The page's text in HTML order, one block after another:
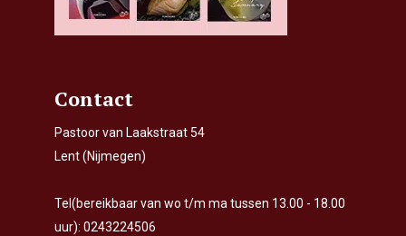
Contact
Pastoor van Laakstraat 54
Lent (Nijmegen)
Tel(bereikbaar van wo t/m ma tussen 13.00 - 18.00
uur): 0243224506